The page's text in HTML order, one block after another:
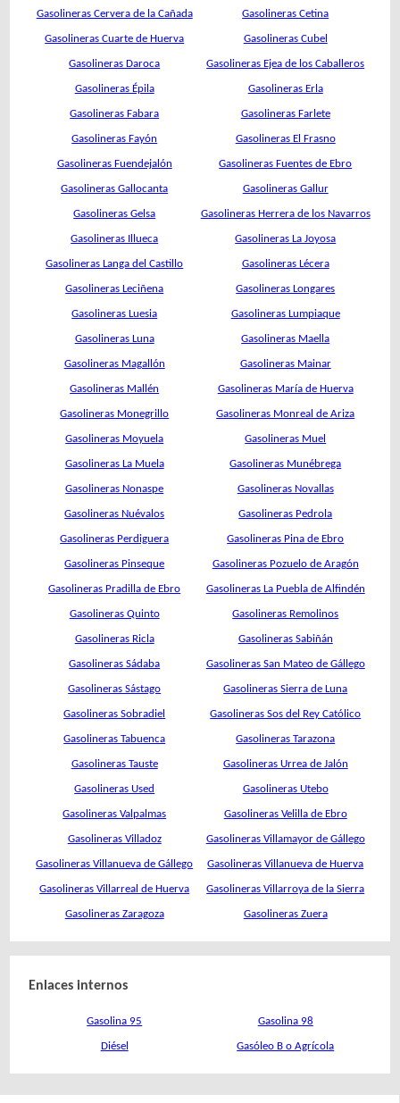
Gasolineras Cervera de la Cañada Gasolineras Cetina
Gasolineras Cuarte de Huerva Gasolineras Cubel
Gasolineras Daroca Gasolineras Ejea de los Caballeros
Gasolineras Épila Gasolineras Erla
Gasolineras Fabara Gasolineras Farlete
Gasolineras Fayón Gasolineras El Frasno
Gasolineras Fuendejalón Gasolineras Fuentes de Ebro
Gasolineras Gallocanta Gasolineras Gallur
Gasolineras Gelsa Gasolineras Herrera de los Navarros
Gasolineras Illueca Gasolineras La Joyosa
Gasolineras Langa del Castillo Gasolineras Lécera
Gasolineras Leciñena Gasolineras Longares
Gasolineras Luesia Gasolineras Lumpiaque
Gasolineras Luna Gasolineras Maella
Gasolineras Magallón Gasolineras Mainar
Gasolineras Mallén Gasolineras María de Huerva
Gasolineras Monegrillo Gasolineras Monreal de Ariza
Gasolineras Moyuela Gasolineras Muel
Gasolineras La Muela Gasolineras Munébrega
Gasolineras Nonaspe Gasolineras Novallas
Gasolineras Nuévalos Gasolineras Pedrola
Gasolineras Perdiguera Gasolineras Pina de Ebro
Gasolineras Pinseque Gasolineras Pozuelo de Aragón
Gasolineras Pradilla de Ebro Gasolineras La Puebla de Alfindén
Gasolineras Quinto Gasolineras Remolinos
Gasolineras Ricla Gasolineras Sabiñán
Gasolineras Sádaba Gasolineras San Mateo de Gállego
Gasolineras Sástago Gasolineras Sierra de Luna
Gasolineras Sobradiel Gasolineras Sos del Rey Católico
Gasolineras Tabuenca Gasolineras Tarazona
Gasolineras Tauste Gasolineras Urrea de Jalón
Gasolineras Used Gasolineras Utebo
Gasolineras Valpalmas Gasolineras Velilla de Ebro
Gasolineras Villadoz Gasolineras Villamayor de Gállego
Gasolineras Villanueva de Gállego Gasolineras Villanueva de Huerva
Gasolineras Villarreal de Huerva Gasolineras Villarroya de la Sierra
Gasolineras Zaragoza Gasolineras Zuera
Enlaces internos
Gasolina 95 Gasolina 98
Diésel Gasóleo B o Agrícola